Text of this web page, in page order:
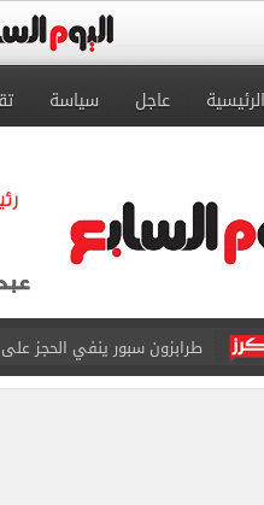
الرئيسية عاجل سياسة
طرابزون سبور ينفي الحجز
منتخب ناشئات كرة اليد يخسر أمام إسبانيا 27 - 26 فى